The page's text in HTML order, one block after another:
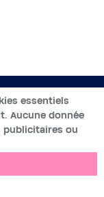
NL
voorbehouden
essentiels
Aucune donnée
publicitaires ou